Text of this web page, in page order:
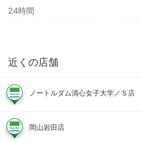
24時間
近くの店舗
ノートルダム清心女子大学／Ｓ店
岡山岩田店